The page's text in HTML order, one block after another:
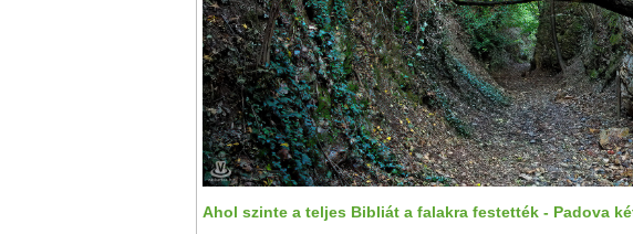
Ahol szinte a teljes Bibliát a falakra festették - Padova